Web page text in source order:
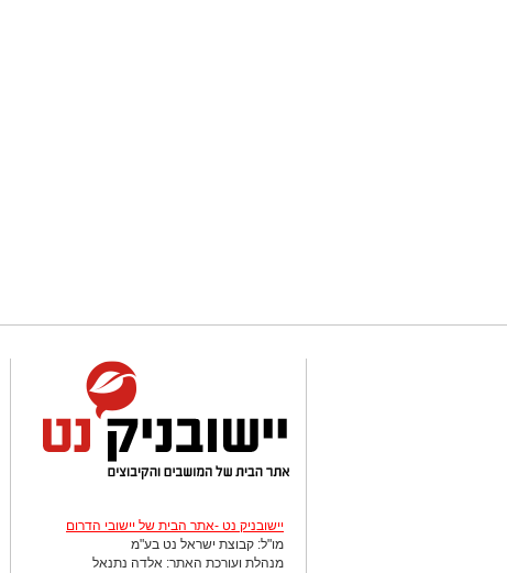
יישובניק נט -אתר הבית של יישובי הדרום
מו"ל: קבוצת ישראל נט בע"מ
מנהלת ועורכת האתר: אלדה נתנאל